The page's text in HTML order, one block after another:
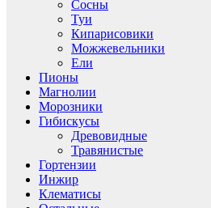
Сосны
Туи
Кипарисовики
Можжевельники
Ели
Пионы
Магнолии
Морозники
Гибискусы
Древовидные
Травянистые
Гортензии
Инжир
Клематисы